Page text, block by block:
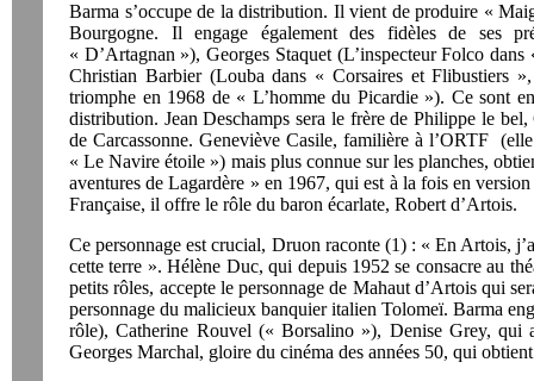
Barma s’occupe de la distribution. Il vient de produire «
Bourgogne. Il engage également des fidèles de ses
« D’Artagnan »), Georges Staquet (L’inspecteur Folco
Christian Barbier (Louba dans « Corsaires et Flibustiers
triomphe en 1968 de « L’homme du Picardie »). Ce sont
distribution. Jean Deschamps sera le frère de Philippe le
de Carcassonne. Geneviève Casile, familière à l’ORTF
« Le Navire étoile ») mais plus connue sur les planches,
aventures de Lagardère » en 1967, qui est à la fois en
Française, il offre le rôle du baron écarlate, Robert d’Artois.
Ce personnage est crucial, Druon raconte (1) : « En Artois,
cette terre ». Hélène Duc, qui depuis 1952 se consacre au
petits rôles, accepte le personnage de Mahaut d’Artois qui
personnage du malicieux banquier italien Tolomeï. Barma
rôle), Catherine Rouvel (« Borsalino »), Denise Grey,
Georges Marchal, gloire du cinéma des années 50, qui